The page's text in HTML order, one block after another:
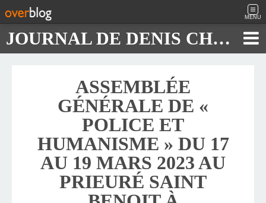
MENU
JOURNAL DE DENIS CHAUTARD
ASSEMBLÉE
GÉNÉRALE DE «
POLICE ET
HUMANISME » DU 17
AU 19 MARS 2023 AU
PRIEURÉ SAINT